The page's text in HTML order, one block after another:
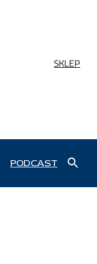
SKLEP
PODCAST